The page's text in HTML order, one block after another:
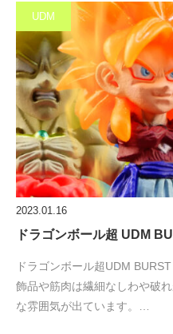
UDM
2023.01.16
ドラゴンボール超 UDM
ドラゴンボール超UDM
飾品や筋肉は繊細なしわや破
な雰囲気が出ています。…